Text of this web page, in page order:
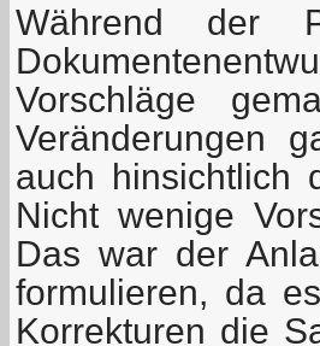
Während der
Vorschläge
Veränderungen
auch hinsichtlich
Nicht wenige
Das war der
formulieren, da
Korrekturen die